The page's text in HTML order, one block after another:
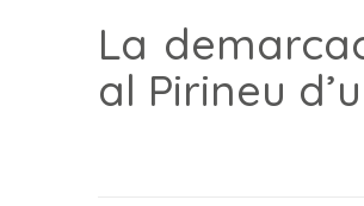
La
al Pirineu